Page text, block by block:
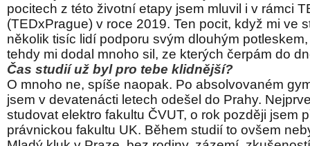
pocitech z této životní etapy jsem mluvil i v rámci
(TEDxPrague) v roce 2019. Ten pocit, když mi ve
několik tisíc lidí podporu svým dlouhým
tehdy mi dodal mnoho sil, ze kterých čerpám do
Čas studií už byl pro tebe klidnější?
O mnoho ne, spíše naopak. Po absolvovaném
jsem v devatenácti letech odešel do Prahy.
studovat elektro fakultu ČVUT, o rok později jsem
právnickou fakultu UK. Během studií to ovšem